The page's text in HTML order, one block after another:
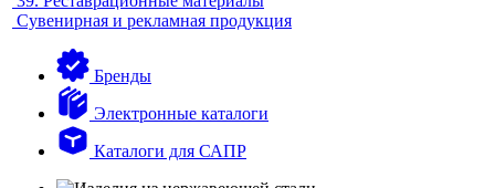
Сувенирная и рекламная продукция
Бренды
Электронные каталоги
Каталоги для САПР